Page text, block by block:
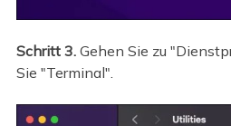
Schritt 3.Gehen Sie zu
Sie "Terminal".